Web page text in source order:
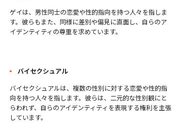
ゲイは、男性同士の恋愛や性的指向を持つ人々を指しま
す。彼らもまた、同様に差別や偏見に直面し、自らのア
イデンティティの尊重を求めています。
バイセクシュアル
バイセクシュアルは、複数の性別に対する恋愛や性的指
向を持つ人々を指します。彼らは、二元的な性別観にと
らわれず、自らのアイデンティティを表現する権利を主張
しています。